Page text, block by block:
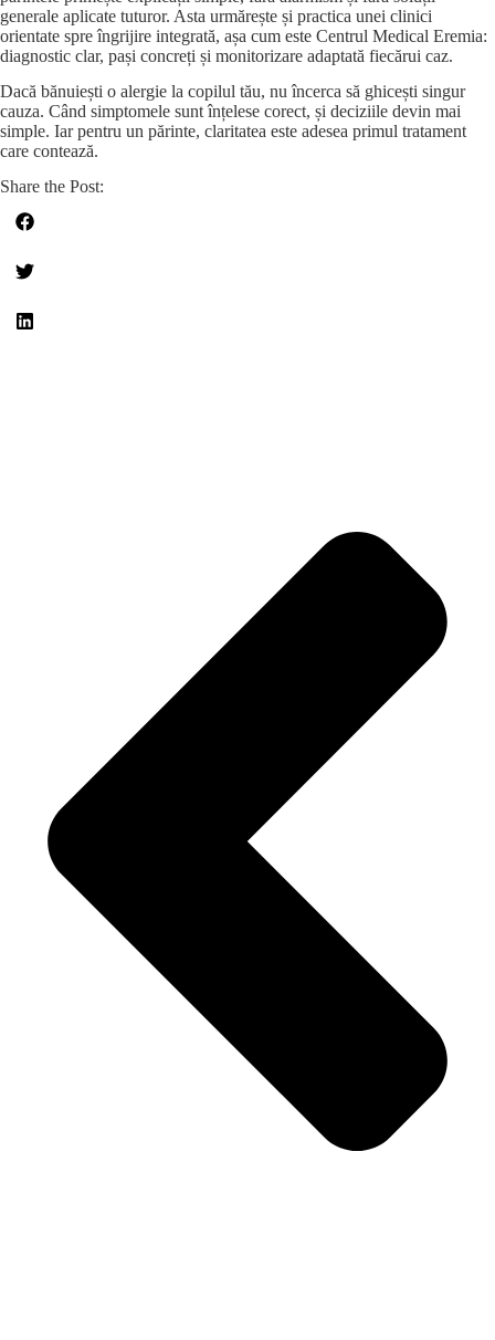
generale aplicate tuturor. Asta urmărește și practica unei clinici
orientate spre îngrijire integrată, așa cum este Centrul Medical Eremia:
diagnostic clar, pași concreți și monitorizare adaptată fiecărui caz.
Dacă bănuiești o alergie la copilul tău, nu încerca să ghicești singur
cauza. Când simptomele sunt înțelese corect, și deciziile devin mai
simple. Iar pentru un părinte, claritatea este adesea primul tratament
care contează.
Share the Post: